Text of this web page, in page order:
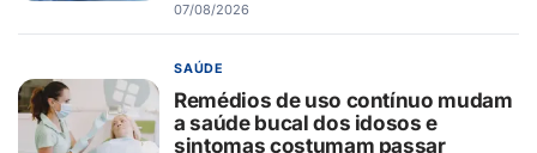
07/08/2026
SAÚDE
Remédios de uso contínuo mudam
a saúde bucal dos idosos e
sintomas costumam passar